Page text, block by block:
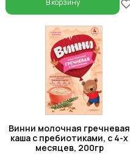
В корзину
Винни молочная гречневая
каша с пребиотиками, с 4-х
месяцев, 200гр